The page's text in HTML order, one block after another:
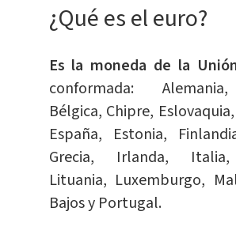
¿Qué es el euro?
Es la moneda de la
conformada:
Bélgica, Chipre,
España, Estonia,
Grecia, Irlanda,
Lituania, Luxemburgo,
Bajos y Portugal.